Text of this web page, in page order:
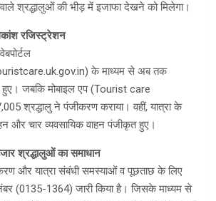
श्रद्धालुओं की भीड़ में इजाफा देखने को मिलेगा।
रजिस्ट्रेशन
के माध्यम से अब तक
जबकि मोबाइल एप (Tourist care
श्रद्धालु ने पंजीकरण कराया। वहीं, यात्रा के
और चार व्यवसायिक वाहन पंजीकृत हुए।
श्रद्धालुओं का समाधान
और यात्रा संबंधी समस्याओं व पूछताछ के लिए
(0135-1364) जारी किया है। जिसके माध्यम से